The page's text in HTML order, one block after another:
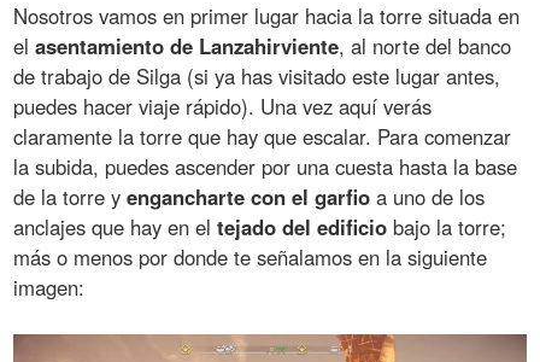
Nosotros vamos en primer lugar hacia la torre situada en
elasentamiento de Lanzahirviente, al norte del banco
de trabajo de Silga (si ya has visitado este lugar antes,
puedes hacer viaje rápido). Una vez aquí verás
claramente la torre que hay que escalar. Para comenzar
la subida, puedes ascender por una cuesta hasta la base
de la torre yengancharte con el garfio a uno de los
anclajes que hay en eltejado del edificio bajo la torre;
más o menos por donde te señalamos en la siguiente
imagen: